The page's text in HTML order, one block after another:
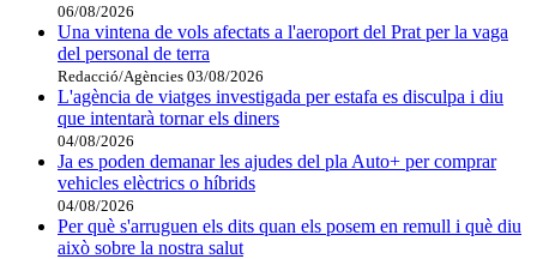
06/08/2026
Una vintena de vols afectats a l'aeroport del Prat per la vaga
del personal de terra
Redacció/Agències 03/08/2026
L'agència de viatges investigada per estafa es disculpa i diu
que intentarà tornar els diners
04/08/2026
Ja es poden demanar les ajudes del pla Auto+ per comprar
vehicles elèctrics o híbrids
04/08/2026
Per què s'arruguen els dits quan els posem en remull i què diu
això sobre la nostra salut